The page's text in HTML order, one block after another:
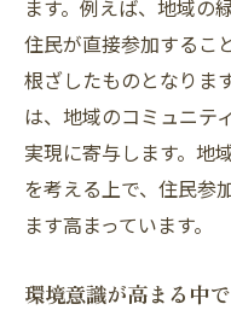
ます。例えば、地域の
住民が直接参加するこ
根ざしたものとなりま
は、地域のコミュニテ
実現に寄与します。地
を考える上で、住民参
ます高まっています。
環境意識が高まる中